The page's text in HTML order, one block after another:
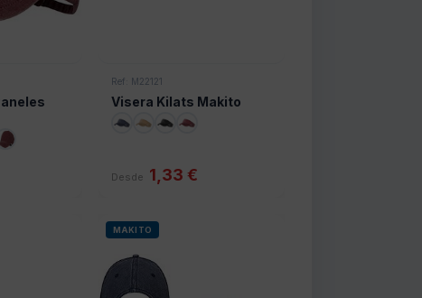
Ref: M22121
Visera Kilats Makito
Desde 1,33 €
MAKITO